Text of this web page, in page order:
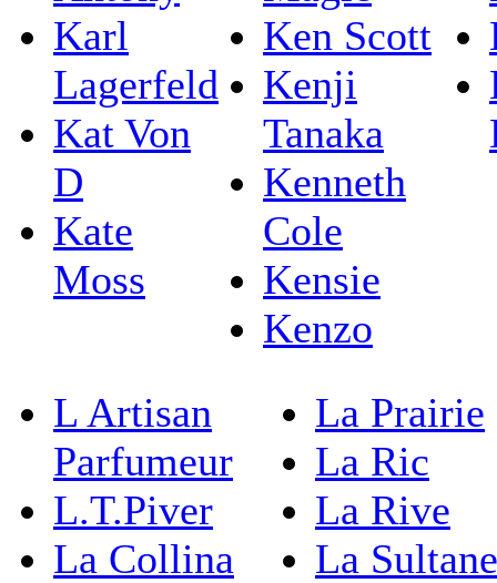
Karl
Lagerfeld
Kat Von
D
Kate
Moss
Ken Scott
Kenji
Tanaka
Kenneth
Cole
Kensie
Kenzo
L Artisan
Parfumeur
L.T.Piver
La Collina
La Prairie
La Ric
La Rive
La Sultane